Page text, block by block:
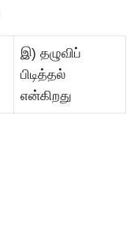
இ) தழுவிப்
பிடித்தல்
என்கிறது